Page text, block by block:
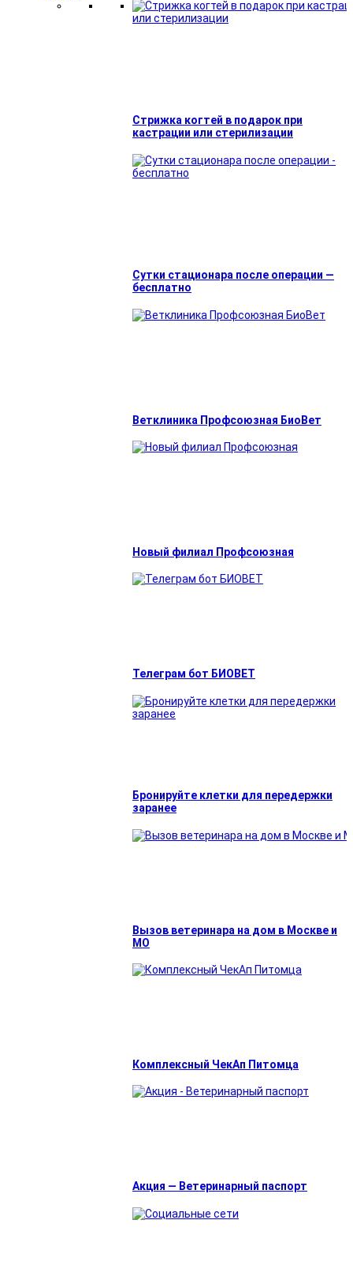
Стрижка когтей в подарок при
кастрации или стерилизации
Сутки стационара после операции —
бесплатно
Ветклиника Профсоюзная БиоВет
Новый филиал Профсоюзная
Телеграм бот БИОВЕТ
Бронируйте клетки для передержки
заранее
Вызов ветеринара на дом в Москве и
МО
Комплексный ЧекАп Питомца
Акция — Ветеринарный паспорт